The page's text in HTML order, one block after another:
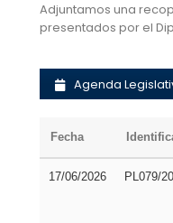
Adjuntamos una
presentados por el
Agenda
Fecha
17/06/2026 PL079/